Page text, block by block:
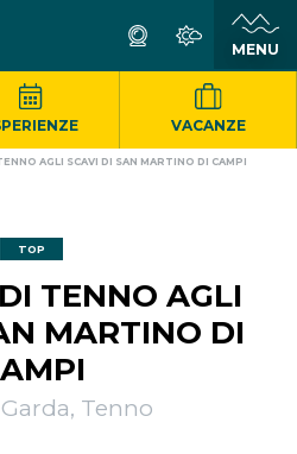
VACANZE
AGLI SCAVI DI SAN MARTINO DI CAMPI
TOP
TENNO AGLI
MARTINO DI
Tenno